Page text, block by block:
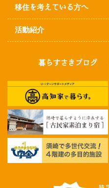
移住を考えている方へ
活動紹介
暮らすさきブログ